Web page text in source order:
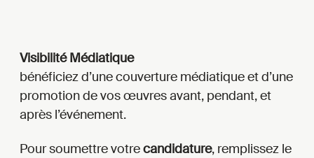
Visibilité Médiatique
bénéficiez d’une couverture médiatique et d’une
promotion de vos œuvres avant, pendant, et
après l’événement.
Pour soumettre votrecandidature, remplissez le